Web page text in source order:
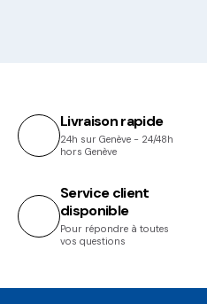
Livraison rapide
24h sur Genève - 24/48h
hors Genève
Service client
disponible
Pour répondre à toutes
vos questions